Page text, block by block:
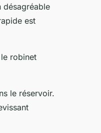
désagréable
est
robinet
le réservoir.